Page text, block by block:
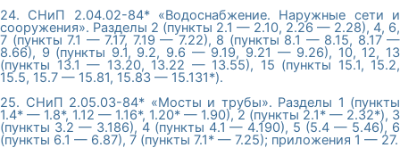
24. СНиП 2.04.02-84* «Водоснабжение. Наружные сети и
сооружения». Разделы 2 (пункты 2.1 — 2.10, 2.26 — 2.28), 4, 6,
7 (пункты 7.1 — 7.17, 7.19 — 7.22), 8 (пункты 8.1 — 8.15, 8.17 —
8.66), 9 (пункты 9.1, 9.2, 9.6 — 9.19, 9.21 — 9.26), 10, 12, 13
(пункты 13.1 — 13.20, 13.22 — 13.55), 15 (пункты 15.1, 15.2,
15.5, 15.7 — 15.81, 15.83 — 15.131*).
25. СНиП 2.05.03-84* «Мосты и трубы». Разделы 1 (пункты
1.4* — 1.8*, 1.12 — 1.16*, 1.20* — 1.90), 2 (пункты 2.1* — 2.32*), 3
(пункты 3.2 — 3.186), 4 (пункты 4.1 — 4.190), 5 (5.4 — 5.46), 6
(пункты 6.1 — 6.87), 7 (пункты 7.1* — 7.25); приложения 1 — 27.